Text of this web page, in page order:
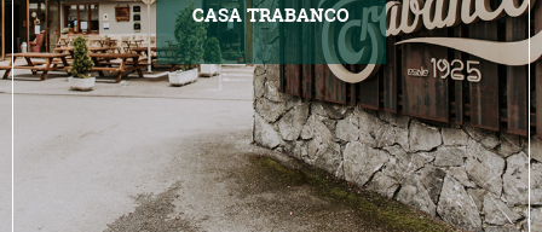
CASA TRABANCO